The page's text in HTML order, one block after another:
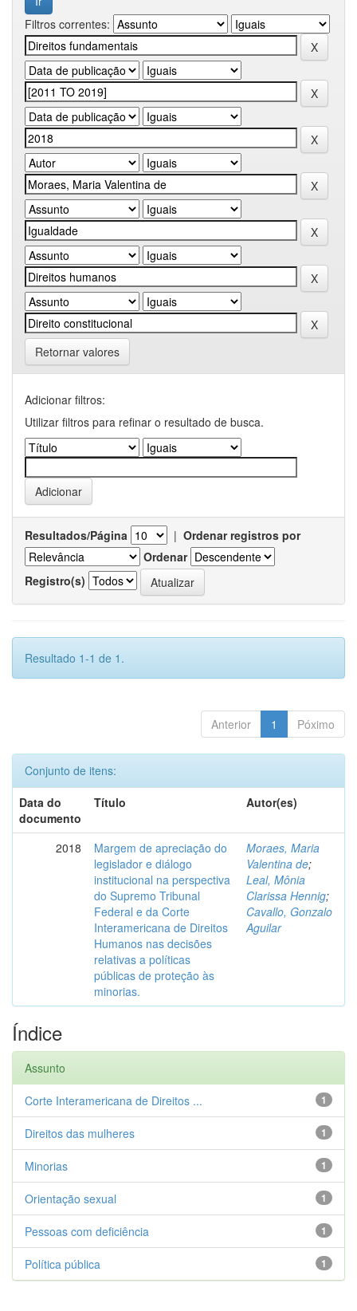
Filtros correntes:
Retornar valores
Adicionar filtros:
Utilizar filtros para refinar o resultado de busca.
Resultados/Página | Ordenar registros por
Ordenar
Registro(s)
Resultado 1-1 de 1.
Anterior 1 Póximo
Conjunto de itens:
Data do
documento
Título Autor(es)
2018
Margem de apreciação do
legislador e diálogo
institucional na perspectiva
do Supremo Tribunal
Federal e da Corte
Interamericana de Direitos
Humanos nas decisões
relativas a políticas
públicas de proteção às
minorias.
Moraes, Maria
Valentina de;
Leal, Mônia
Clarissa Hennig;
Cavallo, Gonzalo
Aguilar
Índice
Assunto
1
Corte Interamericana de Direitos ...
1
Direitos das mulheres
1
Minorias
1
Orientação sexual
1
Pessoas com deficiência
1
Política pública